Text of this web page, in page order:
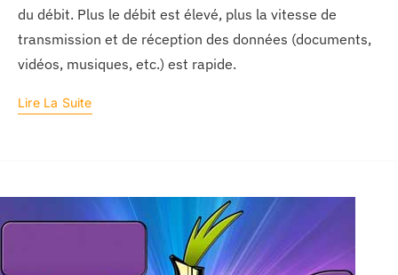
du débit. Plus le débit est élevé, plus la vitesse de
transmission et de réception des données (documents,
vidéos, musiques, etc.) est rapide.
Lire La Suite